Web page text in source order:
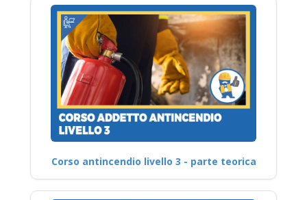
Corso antincendio livello 3 - parte teorica